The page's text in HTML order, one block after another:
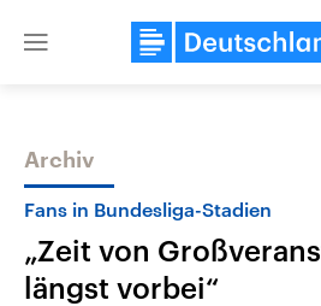
Close
Themen
Archiv
Fans in Bundesliga-Stadien
„Zeit von
längst vorbei“